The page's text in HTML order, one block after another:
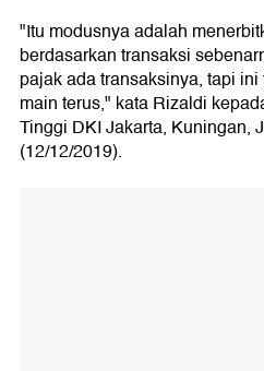
"Itu modusnya adalah
berdasarkan transaksi
pajak ada transaksinya, tapi
main terus," kata Rizaldi
Tinggi DKI Jakarta, Kuningan,
(12/12/2019).